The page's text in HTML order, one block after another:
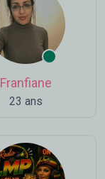
Franfiane
23 ans